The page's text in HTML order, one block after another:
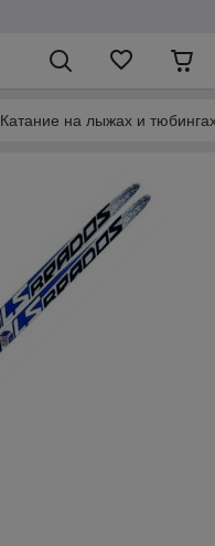
Катание на лыжах и